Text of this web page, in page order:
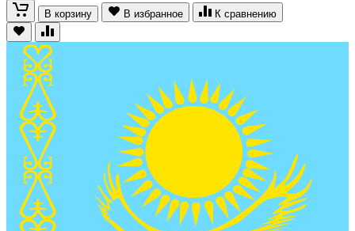
В корзину В избранное К сравнению